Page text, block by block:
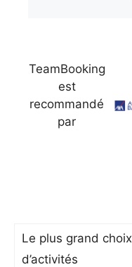
TeamBooking
est
recommandé
par
Le plus grand choix
d’activités